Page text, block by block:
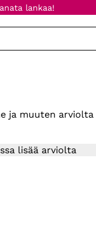
lankaa!
ja muuten arviolta
lisää arviolta